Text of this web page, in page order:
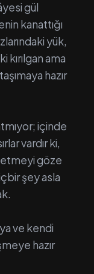
gül
kanattığı
yük,
kırılgan ama
hazır
içinde
vardır ki,
etmeyi göze
şey asla
ve kendi
hazır